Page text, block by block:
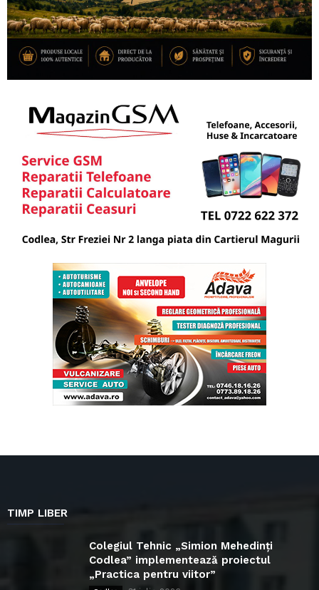
TIMP LIBER
Colegiul Tehnic „Simion Mehedinți
Codlea” implementează proiectul
„Practica pentru viitor”